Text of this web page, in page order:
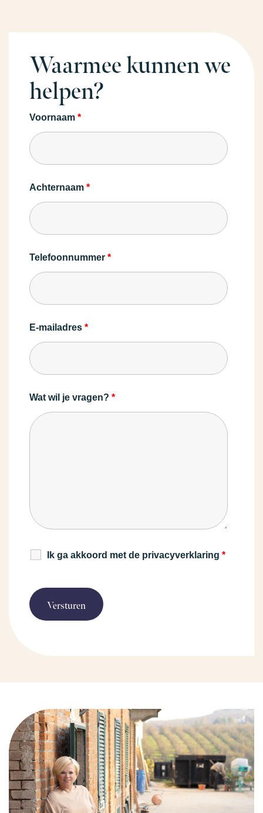
Waarmee kunnen we
helpen?
Voornaam *
Achternaam *
Telefoonnummer *
E-mailadres *
Wat wil je vragen? *
Ik ga akkoord met de privacyverklaring *